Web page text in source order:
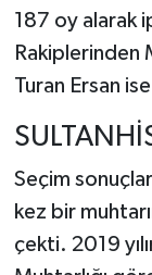
187 oy alarak
Rakiplerinden
Turan Ersan
Seçim
kez bir
çekti. 2019